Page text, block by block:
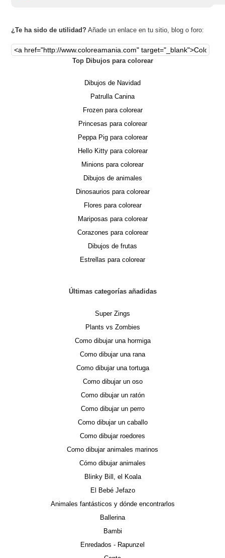
¿Te ha sido de utilidad? Añade un enlace en tu sitio, blog o foro:
Top Dibujos para colorear
Dibujos de Navidad
Patrulla Canina
Frozen para colorear
Princesas para colorear
Peppa Pig para colorear
Hello Kitty para colorear
Minions para colorear
Dibujos de animales
Dinosaurios para colorear
Flores para colorear
Mariposas para colorear
Corazones para colorear
Dibujos de frutas
Estrellas para colorear
Últimas categorías añadidas
Super Zings
Plants vs Zombies
Como dibujar una hormiga
Como dibujar una rana
Como dibujar una tortuga
Como dibujar un oso
Como dibujar un ratón
Como dibujar un perro
Como dibujar un caballo
Como dibujar roedores
Como dibujar animales marinos
Cómo dibujar animales
Blinky Bill, el Koala
El Bebé Jefazo
Animales fantásticos y dónde encontrarlos
Ballerina
Bambi
Enredados - Rapunzel